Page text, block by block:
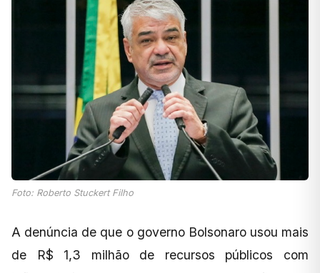
Foto: Roberto Stuckert Filho
A denúncia de que o governo Bolsonaro usou mais
de R$ 1,3 milhão de recursos públicos com